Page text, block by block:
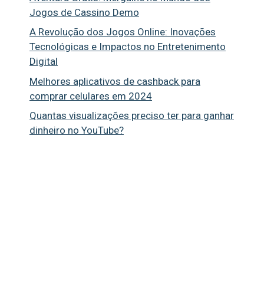
Jogos de Cassino Demo
A Revolução dos Jogos Online: Inovações
Tecnológicas e Impactos no Entretenimento
Digital
Melhores aplicativos de cashback para
comprar celulares em 2024
Quantas visualizações preciso ter para ganhar
dinheiro no YouTube?